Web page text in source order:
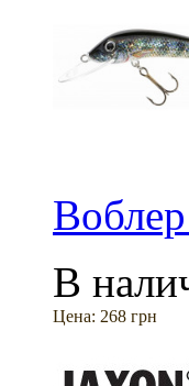
В
Цена: 268 грн